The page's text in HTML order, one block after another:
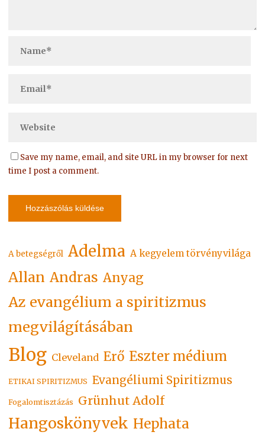
Save my name, email, and site URL in my browser for next
time I post a comment.
A betegségről Adelma A kegyelem törvényvilága
Allan Andras Anyag
Az evangélium a spiritizmus
megvilágításában
Blog Cleveland Erő Eszter médium
ETIKAI SPIRITIZMUS Evangéliumi Spiritizmus
Fogalomtisztázás Grünhut Adolf
Hangoskönyvek Hephata